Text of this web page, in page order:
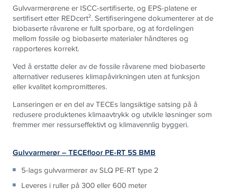
Gulvvarmerørene er ISCC-sertifiserte, og EPS-platene er
sertifisert etter REDcert². Sertifiseringene dokumenterer at de
biobaserte råvarene er fullt sporbare, og at fordelingen
mellom fossile og biobaserte materialer håndteres og
rapporteres korrekt.
Ved å erstatte deler av de fossile råvarene med biobaserte
alternativer reduseres klimapåvirkningen uten at funksjon
eller kvalitet kompromitteres.
Lanseringen er en del av TECEs langsiktige satsing på å
redusere produktenes klimaavtrykk og utvikle løsninger som
fremmer mer ressurseffektivt og klimavennlig byggeri.
Gulvvarmerør – TECEfloor PE-RT 5S BMB
5-lags gulvvarmerør av SLQ PE-RT type 2
Leveres i ruller på 300 eller 600 meter